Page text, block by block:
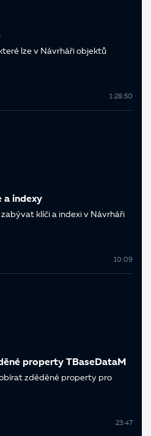
lze v Návrháři objektů
1:28:50
a indexy
klíči a indexi v Návrháři
10:09
property TBaseDataM
zděděné property pro
23:47